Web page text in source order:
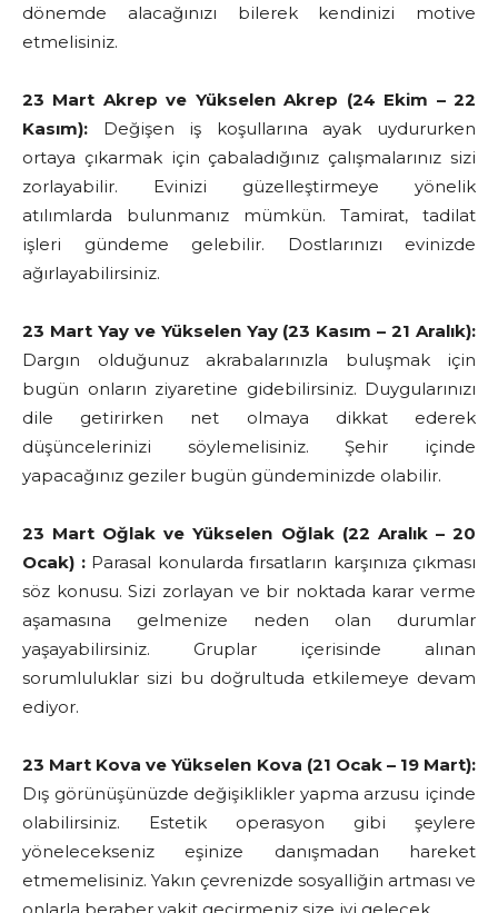
dönemde alacağınızı bilerek kendinizi motive
etmelisiniz.
23 Mart Akrep ve Yükselen Akrep (24 Ekim – 22
Kasım): Değişen iş koşullarına ayak uydururken
ortaya çıkarmak için çabaladığınız çalışmalarınız sizi
zorlayabilir. Evinizi güzelleştirmeye yönelik
atılımlarda bulunmanız mümkün. Tamirat, tadilat
işleri gündeme gelebilir. Dostlarınızı evinizde
ağırlayabilirsiniz.
23 Mart Yay ve Yükselen Yay (23 Kasım – 21 Aralık):
Dargın olduğunuz akrabalarınızla buluşmak için
bugün onların ziyaretine gidebilirsiniz. Duygularınızı
dile getirirken net olmaya dikkat ederek
düşüncelerinizi söylemelisiniz. Şehir içinde
yapacağınız geziler bugün gündeminizde olabilir.
23 Mart Oğlak ve Yükselen Oğlak (22 Aralık – 20
Ocak) :Parasal konularda fırsatların karşınıza çıkması
söz konusu. Sizi zorlayan ve bir noktada karar verme
aşamasına gelmenize neden olan durumlar
yaşayabilirsiniz. Gruplar içerisinde alınan
sorumluluklar sizi bu doğrultuda etkilemeye devam
ediyor.
23 Mart Kova ve Yükselen Kova (21 Ocak – 19 Mart):
Dış görünüşünüzde değişiklikler yapma arzusu içinde
olabilirsiniz. Estetik operasyon gibi şeylere
yönelecekseniz eşinize danışmadan hareket
etmemelisiniz. Yakın çevrenizde sosyalliğin artması ve
onlarla beraber vakit geçirmeniz size iyi gelecek.